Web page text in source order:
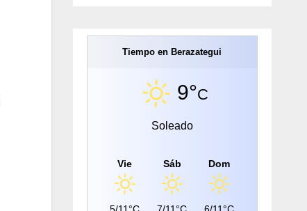
Tiempo en Berazategui
9°C
Soleado
Vie
5/11°C
Sáb
7/11°C
Dom
6/11°C